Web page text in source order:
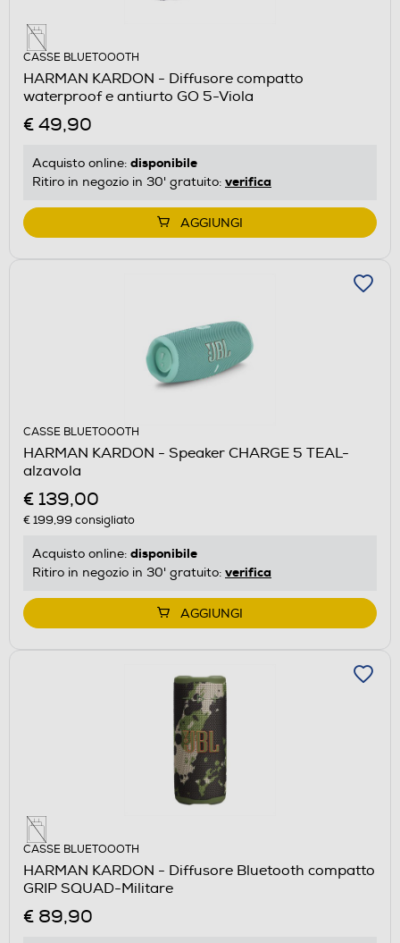
CASSE BLUETOOOTH
HARMAN KARDON - Diffusore compatto
waterproof e antiurto GO 5-Viola
€ 49,90
Acquisto online: disponibile
Ritiro in negozio in 30' gratuito: verifica
AGGIUNGI
CASSE BLUETOOOTH
HARMAN KARDON - Speaker CHARGE 5 TEAL-
alzavola
€ 139,00
€ 199,99 consigliato
Acquisto online: disponibile
Ritiro in negozio in 30' gratuito: verifica
AGGIUNGI
CASSE BLUETOOOTH
HARMAN KARDON - Diffusore Bluetooth compatto
GRIP SQUAD-Militare
€ 89,90